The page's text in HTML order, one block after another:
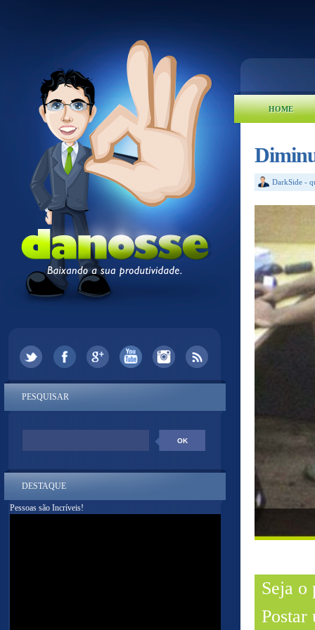
HOME
DarkSide -
Seja o
Postar
PESQUISAR
DESTAQUE
Pessoas são Incríveis!